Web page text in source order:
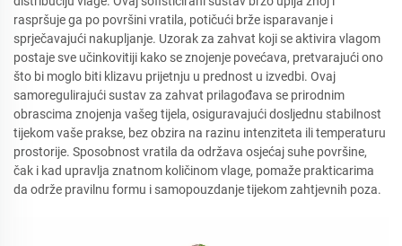
raspršuje ga po površini vratila, potičući brže isparavanje i
sprječavajući nakupljanje. Uzorak za zahvat koji se aktivira vlagom
postaje sve učinkovitiji kako se znojenje povećava, pretvarajući ono
što bi moglo biti klizavu prijetnju u prednost u izvedbi. Ovaj
samoregulirajući sustav za zahvat prilagođava se prirodnim
obrascima znojenja vašeg tijela, osiguravajući dosljednu stabilnost
tijekom vaše prakse, bez obzira na razinu intenziteta ili temperaturu
prostorije. Sposobnost vratila da održava osjećaj suhe površine,
čak i kad upravlja znatnom količinom vlage, pomaže prakticarima
da održe pravilnu formu i samopouzdanje tijekom zahtjevnih poza.